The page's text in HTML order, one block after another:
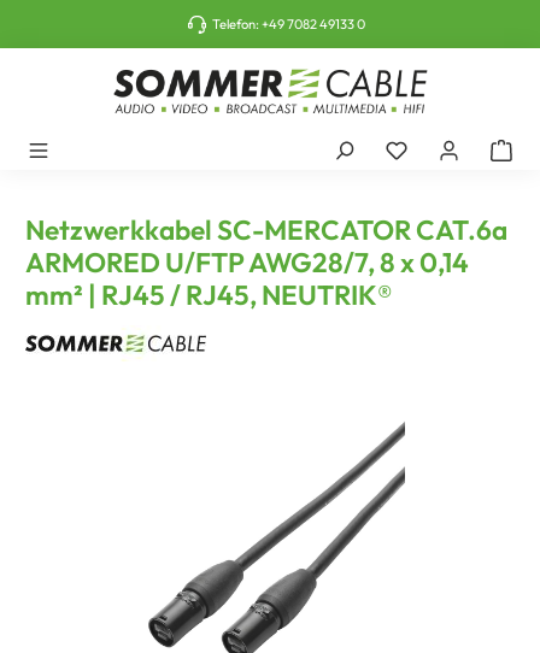
Telefon:+49 7082 49133 0
Netzwerkkabel SC-MERCATOR CAT.6a
ARMORED U/FTP AWG28/7, 8 x 0,14
mm² | RJ45 / RJ45, NEUTRIK®